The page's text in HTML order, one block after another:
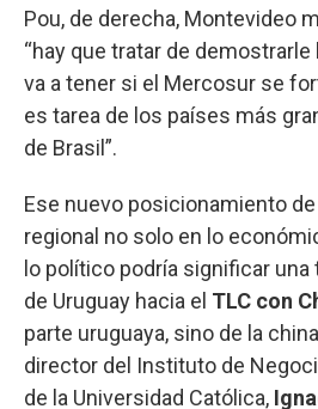
Pou, de derecha, Montevideo
“hay que tratar de
va a tener si el Mercosur se
es tarea de los países más
de Brasil”.
Ese nuevo posicionamiento
regional no solo en lo
lo político podría significar una
de Uruguay hacia el TLC con
parte uruguaya, sino de la
director del Instituto de
de la Universidad Católica,